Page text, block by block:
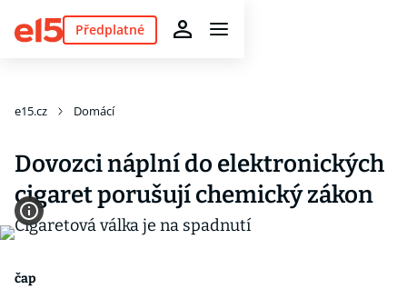
Předplatné
e15.cz Domácí
Dovozci náplní do elektronických
cigaret porušují chemický zákon
čap